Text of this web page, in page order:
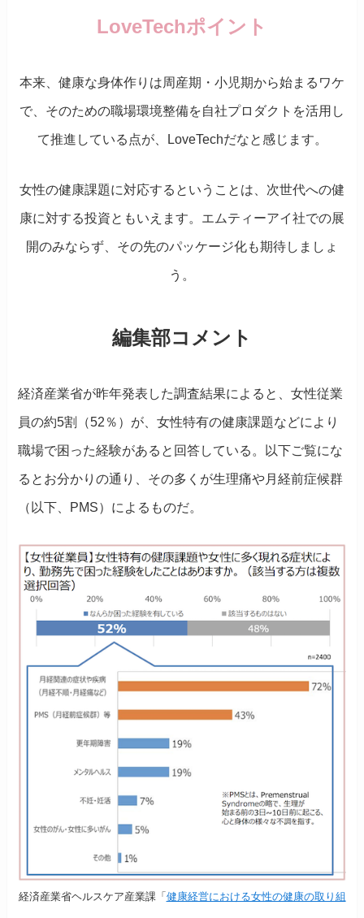
LoveTechポイント
本来、健康な身体作りは周産期・小児期から始まるワケ
で、そのための職場環境整備を自社プロダクトを活用し
て推進している点が、LoveTechだなと感じます。
女性の健康課題に対応するということは、次世代への健
康に対する投資ともいえます。エムティーアイ社での展
開のみならず、その先のパッケージ化も期待しましょ
う。
編集部コメント
経済産業省が昨年発表した調査結果によると、女性従業
員の約5割（52％）が、女性特有の健康課題などにより
職場で困った経験があると回答している。以下ご覧にな
るとお分かりの通り、その多くが生理痛や月経前症候群
（以下、PMS）によるものだ。
経済産業省ヘルスケア産業課「 健康経営における女性の健康の取り組